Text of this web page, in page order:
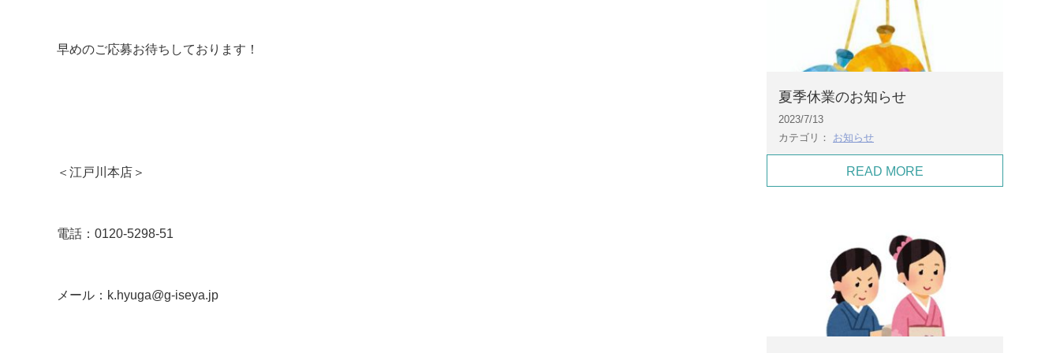
早めのご応募お待ちしております！
＜江戸川本店＞
電話：0120-5298-51
メール：k.hyuga@g-iseya.jp
夏季休業のお知らせ
2023/7/13
カテゴリ： お知らせ
READ MORE